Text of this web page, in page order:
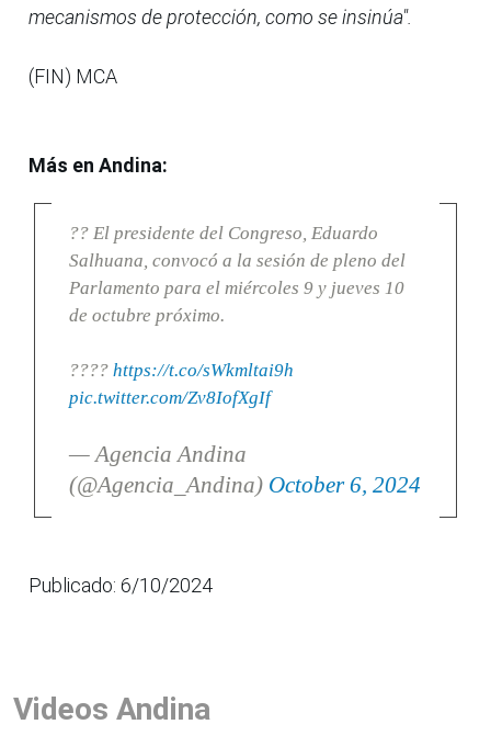
mecanismos de protección, como se insinúa".
(FIN) MCA
Más en Andina:
?? El presidente del Congreso, Eduardo
Salhuana, convocó a la sesión de pleno del
Parlamento para el miércoles 9 y jueves 10
de octubre próximo.
???? https://t.co/sWkmltai9h
pic.twitter.com/Zv8IofXgIf
— Agencia Andina
(@Agencia_Andina) October 6, 2024
Publicado: 6/10/2024
Videos Andina